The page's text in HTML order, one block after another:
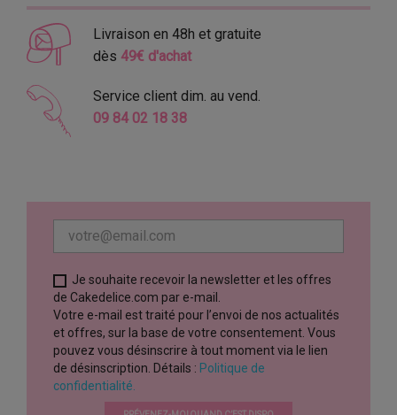
Livraison en 48h et gratuite
dès 49€ d'achat
Service client dim. au vend.
09 84 02 18 38
Je souhaite recevoir la newsletter et les offres
de Cakedelice.com par e-mail.
Votre e-mail est traité pour l’envoi de nos actualités
et offres, sur la base de votre consentement. Vous
pouvez vous désinscrire à tout moment via le lien
de désinscription. Détails : Politique de
confidentialité.